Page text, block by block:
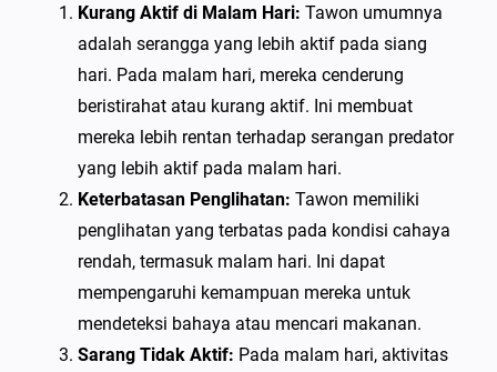
Kurang Aktif di Malam Hari: Tawon umumnya
adalah serangga yang lebih aktif pada siang
hari. Pada malam hari, mereka cenderung
beristirahat atau kurang aktif. Ini membuat
mereka lebih rentan terhadap serangan predator
yang lebih aktif pada malam hari.
Keterbatasan Penglihatan: Tawon memiliki
penglihatan yang terbatas pada kondisi cahaya
rendah, termasuk malam hari. Ini dapat
mempengaruhi kemampuan mereka untuk
mendeteksi bahaya atau mencari makanan.
Sarang Tidak Aktif: Pada malam hari, aktivitas